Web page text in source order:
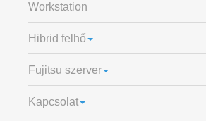
Workstation
Hibrid felhő
Fujitsu szerver
Kapcsolat